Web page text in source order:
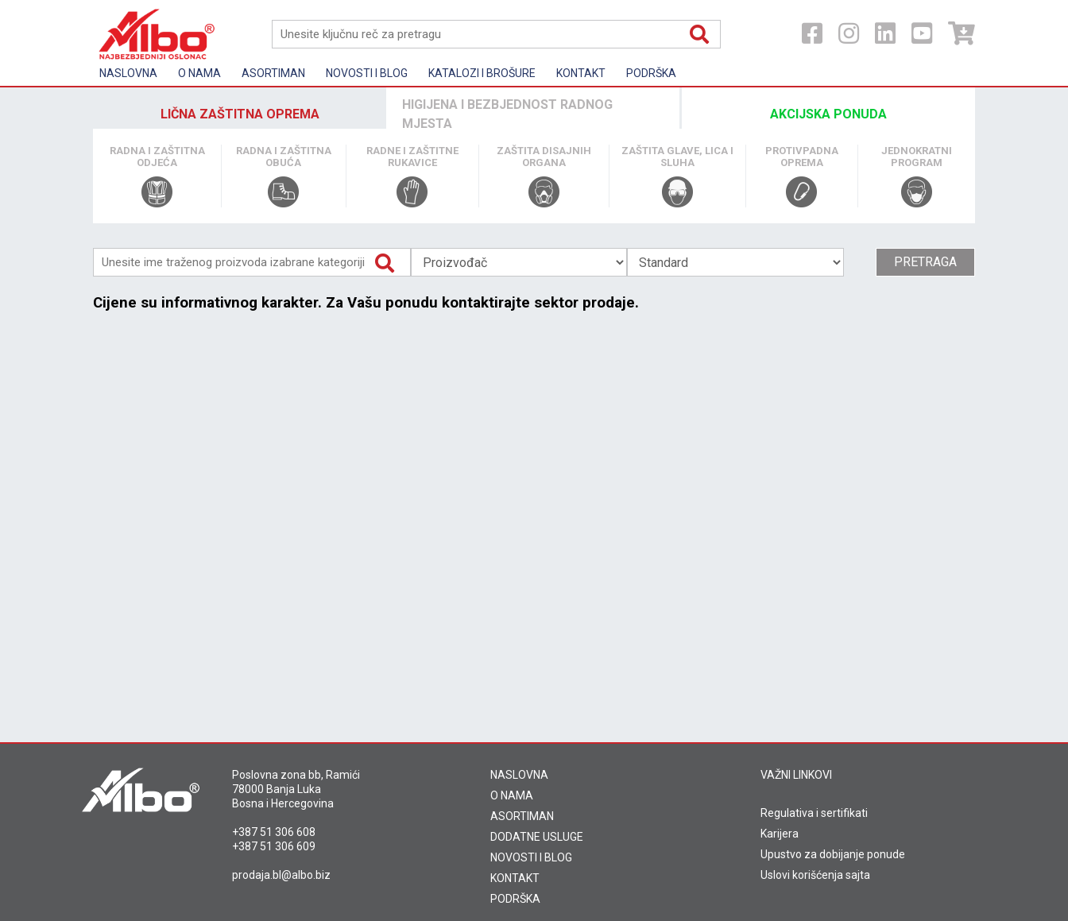
NASLOVNA O NAMA ASORTIMAN NOVOSTI I BLOG KATALOZI I BROŠURE KONTAKT PODRŠKA
LIČNA ZAŠTITNA OPREMA
HIGIJENA I BEZBJEDNOST RADNOG
MJESTA
AKCIJSKA PONUDA
RADNA I ZAŠTITNA
ODJEĆA
RADNA I ZAŠTITNA
OBUĆA
RADNE I ZAŠTITNE
RUKAVICE
ZAŠTITA DISAJNIH
ORGANA
ZAŠTITA GLAVE, LICA I
SLUHA
PROTIVPADNA
OPREMA
JEDNOKRATNI
PROGRAM
PRETRAGA
Cijene su informativnog karakter. Za Vašu ponudu kontaktirajte sektor prodaje.
Poslovna zona bb, Ramići
78000 Banja Luka
Bosna i Hercegovina
+387 51 306 608
+387 51 306 609
prodaja.bl@albo.biz
NASLOVNA
O NAMA
ASORTIMAN
DODATNE USLUGE
NOVOSTI I BLOG
KONTAKT
PODRŠKA
VAŽNI LINKOVI
Regulativa i sertifikati
Karijera
Upustvo za dobijanje ponude
Uslovi korišćenja sajta